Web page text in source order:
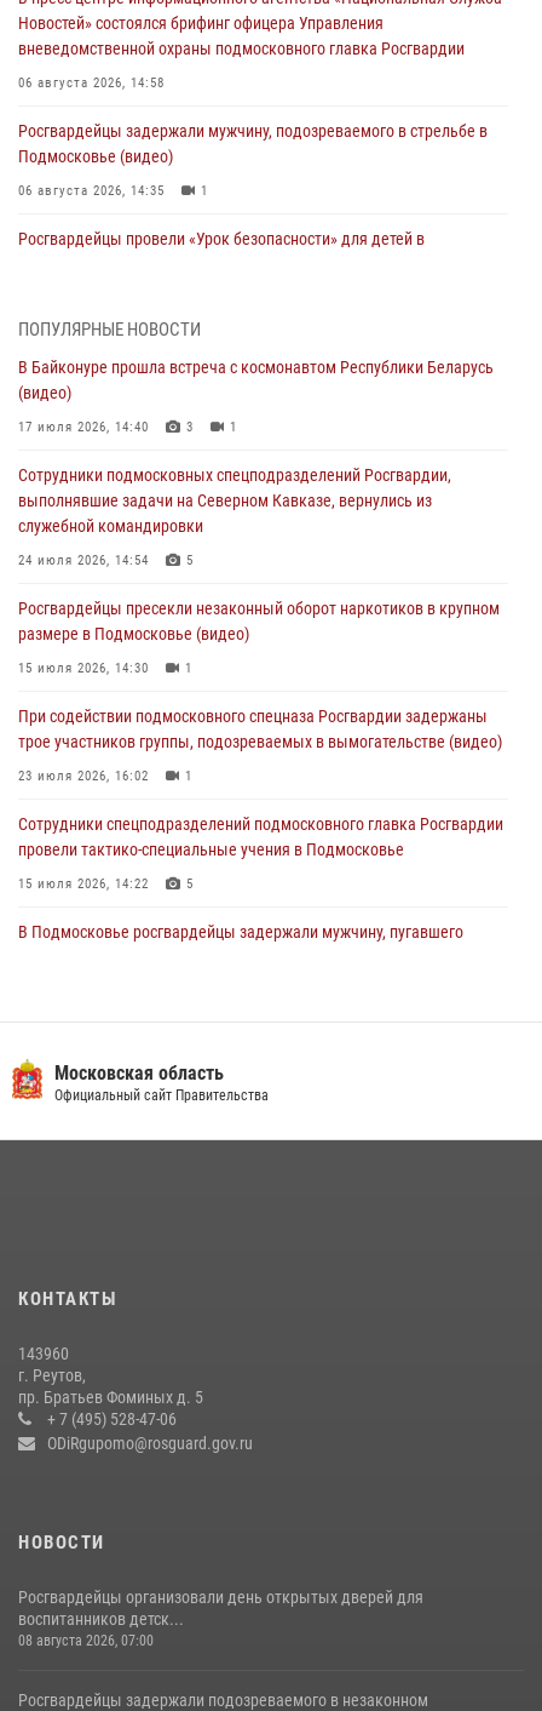
Новостей» состоялся брифинг офицера Управления
вневедомственной охраны подмосковного главка Росгвардии
06 августа 2026, 14:58
Росгвардейцы задержали мужчину, подозреваемого в стрельбе в
Подмосковье (видео)
06 августа 2026, 14:35 1
Росгвардейцы провели «Урок безопасности» для детей в
подозреваемые в организации незаконной миграции и
изготовлении поддельных документов (видео)
05 августа 2026, 15:48
Сотрудники спецподразделения подмосковного главка Росгвардии
отработали навыки огневой подготовки на комплексных учениях
04 августа 2026, 12:21
сигналам «Тревога» с охраняемых объектов в Подмосковье
04 августа 2026, 12:15
(видео)
03 августа 2026, 15:32
ПОПУЛЯРНЫЕ НОВОСТИ
В Байконуре прошла встреча с космонавтом Республики Беларусь
(видео)
17 июля 2026, 14:40 3 1
Сотрудники подмосковных спецподразделений Росгвардии,
выполнявшие задачи на Северном Кавказе, вернулись из
служебной командировки
24 июля 2026, 14:54 5
Росгвардейцы пресекли незаконный оборот наркотиков в крупном
размере в Подмосковье (видео)
15 июля 2026, 14:30 1
При содействии подмосковного спецназа Росгвардии задержаны
трое участников группы, подозреваемых в вымогательстве (видео)
23 июля 2026, 16:02 1
Сотрудники спецподразделений подмосковного главка Росгвардии
провели тактико-специальные учения в Подмосковье
15 июля 2026, 14:22 5
В Подмосковье росгвардейцы задержали мужчину, пугавшего
федеральном розыске (видео)
22 июля 2026, 14:15 1
18 июля 2026, 07:03
сотрудников спецподразделений в преодолении полосы
препятствий со стрельбой
14 июля 2026, 15:13
Московская область
Официальный сайт Правительства
КОНТАКТЫ
143960
г. Реутов,
пр. Братьев Фоминых д. 5
+ 7 (495) 528-47-06
ODiRgupomo@rosguard.gov.ru
НОВОСТИ
Росгвардейцы организовали день открытых дверей для
воспитанников детск...
08 августа 2026, 07:00
Росгвардейцы задержали подозреваемого в незаконном